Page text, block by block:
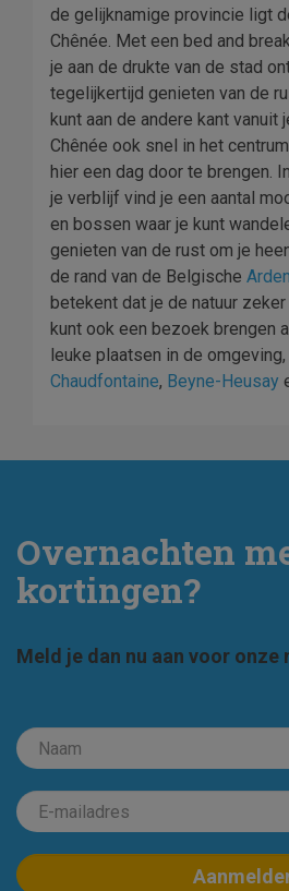
de gelijknamige provincie ligt
Chênée. Met een bed and
je aan de drukte van de stad
tegelijkertijd genieten van de
kunt aan de andere kant vanuit
Chênée ook snel in het
hier een dag door te brengen.
je verblijf vind je een aantal
en bossen waar je kunt
genieten van de rust om je
de rand van de Belgische
betekent dat je de natuur
kunt ook een bezoek brengen
leuke plaatsen in de
Chaudfontaine, Beyne-Heusay
Overnachten
kortingen?
Meld je dan nu aan voor onze